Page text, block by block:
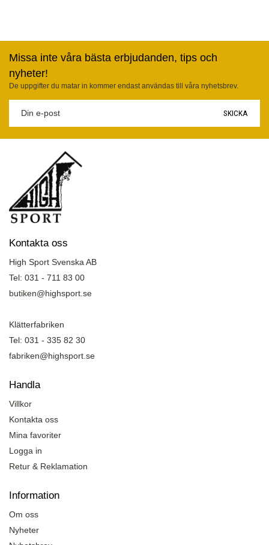
Missa inte våra bästa erbjudanden, tips och
nyheter!
De uppgifter du matar in kommer endast användas till våra nyhetsbrev.
SKICKA
Kontakta oss
High Sport Svenska AB
Tel: 031 - 711 83 00
butiken@highsport.se
Klätterfabriken
Tel: 031 - 335 82 30
fabriken@highsport.se
Handla
Villkor
Kontakta oss
Mina favoriter
Logga in
Retur & Reklamation
Information
Om oss
Nyheter